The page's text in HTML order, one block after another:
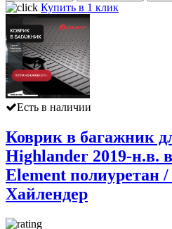
Купить в 1 клик
Есть в наличии
Коврик в багажник
Highlander 2019-н.в.
Element полиуретан
Хайлендер